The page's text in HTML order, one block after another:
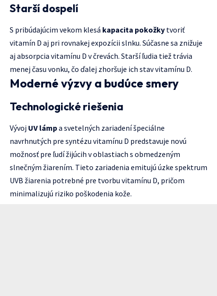
Starší dospelí
S pribúdajúcim vekom klesá kapacita pokožky tvoriť
vitamín D aj pri rovnakej expozícii slnku. Súčasne sa znižuje
aj absorpcia vitamínu D v črevách. Starší ľudia tiež trávia
menej času vonku, čo ďalej zhoršuje ich stav vitamínu D.
Moderné výzvy a budúce smery
Technologické riešenia
Vývoj UV lámpa svetelných zariadení špeciálne
navrhnutých pre syntézu vitamínu D predstavuje novú
možnosť pre ľudí žijúcih v oblastiach s obmedzeným
slnečným žiarením. Tieto zariadenia emitujú úzke spektrum
UVB žiarenia potrebné pre tvorbu vitamínu D, pričom
minimalizujú riziko poškodenia kože.